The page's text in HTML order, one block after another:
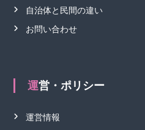
自治体と民間の違い
お問い合わせ
運営・ポリシー
運営情報